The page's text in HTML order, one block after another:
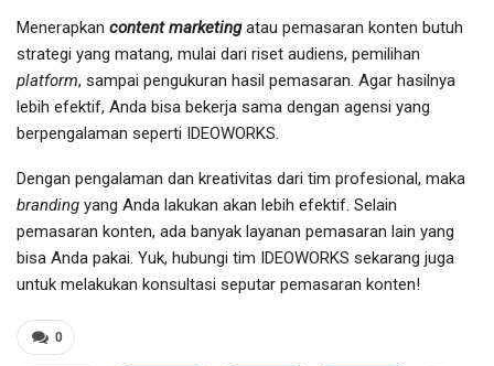
Menerapkan content marketingatau pemasaran konten butuh
strategi yang matang, mulai dari riset audiens, pemilihan
platform, sampai pengukuran hasil pemasaran. Agar hasilnya
lebih efektif, Anda bisa bekerja sama dengan agensi yang
berpengalaman seperti IDEOWORKS.
Dengan pengalaman dan kreativitas dari tim profesional, maka
branding yang Anda lakukan akan lebih efektif. Selain
pemasaran konten, ada banyak layanan pemasaran lain yang
bisa Anda pakai. Yuk, hubungi tim IDEOWORKS sekarang juga
untuk melakukan konsultasi seputar pemasaran konten!
0